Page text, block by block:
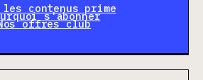
les contenus prime
s'abonner
offres club